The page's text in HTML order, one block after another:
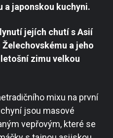
a japonskou kuchyni.
jejích chutí s Asií
a jeho
zimu velkou
mixu na první
jsou masové
vepřovým, které se